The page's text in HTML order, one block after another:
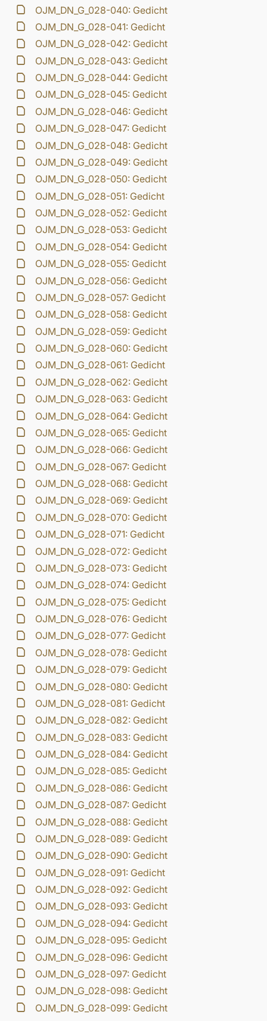
OJM_DN_G_028-040: Gedicht
OJM_DN_G_028-041: Gedicht
OJM_DN_G_028-042: Gedicht
OJM_DN_G_028-043: Gedicht
OJM_DN_G_028-044: Gedicht
OJM_DN_G_028-045: Gedicht
OJM_DN_G_028-046: Gedicht
OJM_DN_G_028-047: Gedicht
OJM_DN_G_028-048: Gedicht
OJM_DN_G_028-049: Gedicht
OJM_DN_G_028-050: Gedicht
OJM_DN_G_028-051: Gedicht
OJM_DN_G_028-052: Gedicht
OJM_DN_G_028-053: Gedicht
OJM_DN_G_028-054: Gedicht
OJM_DN_G_028-055: Gedicht
OJM_DN_G_028-056: Gedicht
OJM_DN_G_028-057: Gedicht
OJM_DN_G_028-058: Gedicht
OJM_DN_G_028-059: Gedicht
OJM_DN_G_028-060: Gedicht
OJM_DN_G_028-061: Gedicht
OJM_DN_G_028-062: Gedicht
OJM_DN_G_028-063: Gedicht
OJM_DN_G_028-064: Gedicht
OJM_DN_G_028-065: Gedicht
OJM_DN_G_028-066: Gedicht
OJM_DN_G_028-067: Gedicht
OJM_DN_G_028-068: Gedicht
OJM_DN_G_028-069: Gedicht
OJM_DN_G_028-070: Gedicht
OJM_DN_G_028-071: Gedicht
OJM_DN_G_028-072: Gedicht
OJM_DN_G_028-073: Gedicht
OJM_DN_G_028-074: Gedicht
OJM_DN_G_028-075: Gedicht
OJM_DN_G_028-076: Gedicht
OJM_DN_G_028-077: Gedicht
OJM_DN_G_028-078: Gedicht
OJM_DN_G_028-079: Gedicht
OJM_DN_G_028-080: Gedicht
OJM_DN_G_028-081: Gedicht
OJM_DN_G_028-082: Gedicht
OJM_DN_G_028-083: Gedicht
OJM_DN_G_028-084: Gedicht
OJM_DN_G_028-085: Gedicht
OJM_DN_G_028-086: Gedicht
OJM_DN_G_028-087: Gedicht
OJM_DN_G_028-088: Gedicht
OJM_DN_G_028-089: Gedicht
OJM_DN_G_028-090: Gedicht
OJM_DN_G_028-091: Gedicht
OJM_DN_G_028-092: Gedicht
OJM_DN_G_028-093: Gedicht
OJM_DN_G_028-094: Gedicht
OJM_DN_G_028-095: Gedicht
OJM_DN_G_028-096: Gedicht
OJM_DN_G_028-097: Gedicht
OJM_DN_G_028-098: Gedicht
OJM_DN_G_028-099: Gedicht